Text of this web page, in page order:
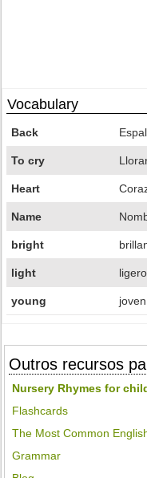
Vocabulary
Back
To cry
Heart
Name
bright
light
young joven
Outros recursos
Nursery Rhymes for
Flashcards
The Most Common
Grammar